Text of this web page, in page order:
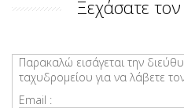
Ξεχάσατε
Παρακαλώ εισάγεται την
ταχυδρομείου για να λάβετε
Email :